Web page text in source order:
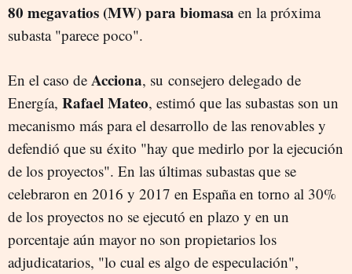
80 megavatios (MW) para biomasa en la próxima
subasta "parece poco".
En el caso de Acciona, su consejero delegado de
Energía, Rafael Mateo, estimó que las subastas son un
mecanismo más para el desarrollo de las renovables y
defendió que su éxito "hay que medirlo por la ejecución
de los proyectos". En las últimas subastas que se
celebraron en 2016 y 2017 en España en torno al 30%
de los proyectos no se ejecutó en plazo y en un
porcentaje aún mayor no son propietarios los
adjudicatarios, "lo cual es algo de especulación",